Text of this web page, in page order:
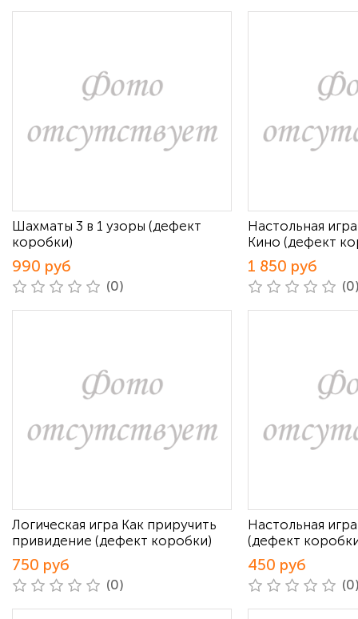
Шахматы 3 в 1 узоры (дефект
коробки)
990 руб
(0)
Настольная
Кино (дефект
1 850 руб
Логическая игра Как приручить
привидение (дефект коробки)
750 руб
(0)
Настольная
(дефект
450 руб